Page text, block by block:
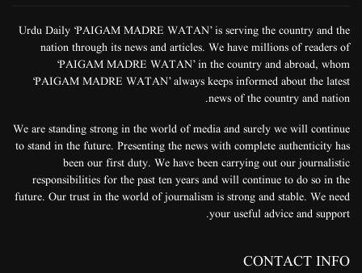
Urdu Daily ‘PAIGAM MADRE WATAN’ is serving the country and the
nation through its news and articles. We have millions of readers of
‘PAIGAM MADRE WATAN’ in the country and abroad, whom
‘PAIGAM MADRE WATAN’ always keeps informed about the latest
news of the country and nation.
We are standing strong in the world of media and surely we will continue
to stand in the future. Presenting the news with complete authenticity has
been our first duty. We have been carrying out our journalistic
responsibilities for the past ten years and will continue to do so in the
future. Our trust in the world of journalism is strong and stable. We need
your useful advice and support.
CONTACT INFO